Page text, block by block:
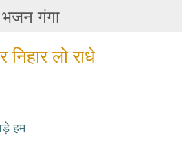
भजन गंगा
निहार लो राधे
हम